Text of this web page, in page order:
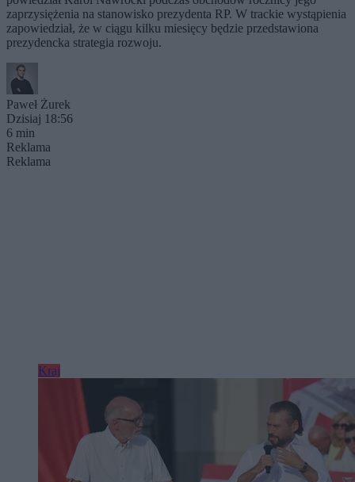
zaprzysiężenia na stanowisko prezydenta RP. W trackie wystąpienia
zapowiedział, że w ciągu kilku miesięcy będzie przedstawiona
prezydencka strategia rozwoju.
Paweł Żurek
Dzisiaj 18:56
6 min
Reklama
Reklama
Kraj